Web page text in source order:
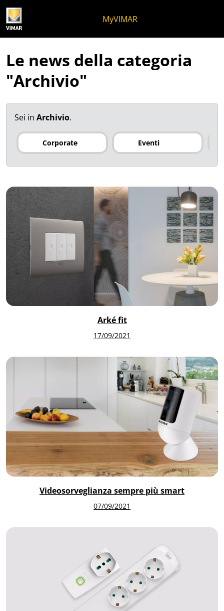
MyVIMAR
Le news della categoria
"Archivio"
Sei in Archivio.
Corporate Eventi
Arké fit
17/09/2021
Videosorveglianza sempre più smart
07/09/2021